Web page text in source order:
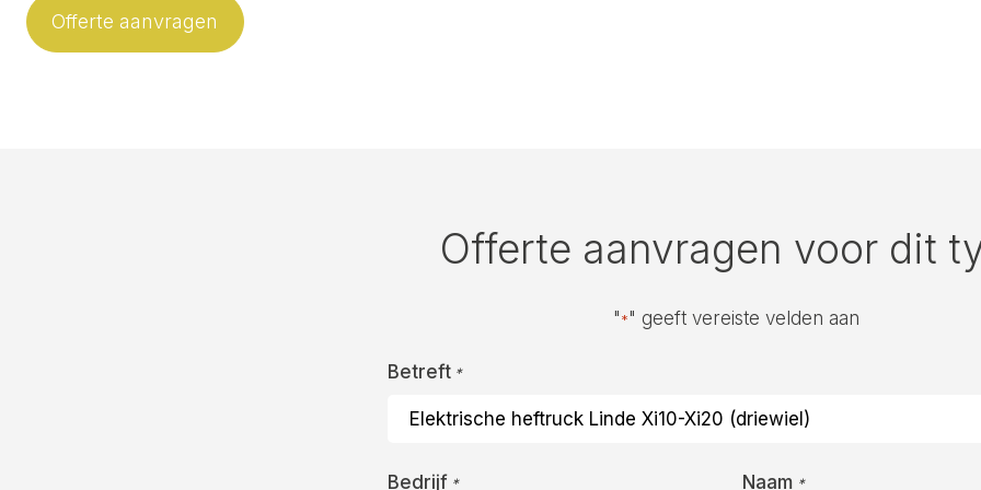
Offerte aanvragen
Offerte aanvragen voor dit
"*" geeft vereiste velden aan
Betreft *
Bedrijf * Naam *